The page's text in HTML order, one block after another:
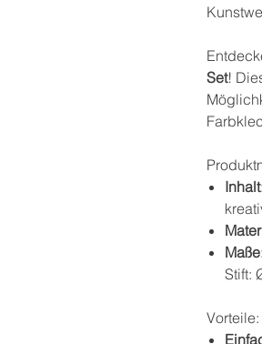
Set!
Inhalt
Maße
Stift:
Vorteile: